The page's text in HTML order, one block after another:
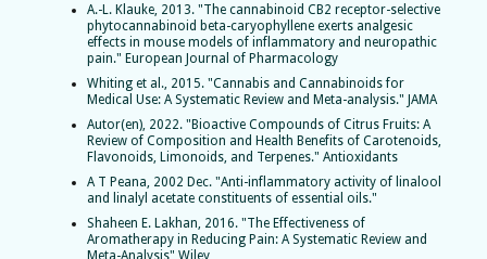
A.-L. Klauke, 2013. "The cannabinoid CB2 receptor-selective
phytocannabinoid beta-caryophyllene exerts analgesic
effects in mouse models of inflammatory and neuropathic
pain." European Journal of Pharmacology
Whiting et al., 2015. "Cannabis and Cannabinoids for
Medical Use: A Systematic Review and Meta-analysis." JAMA
Autor(en), 2022. "Bioactive Compounds of Citrus Fruits: A
Review of Composition and Health Benefits of Carotenoids,
Flavonoids, Limonoids, and Terpenes." Antioxidants
A T Peana, 2002 Dec. "Anti-inflammatory activity of linalool
and linalyl acetate constituents of essential oils."
Shaheen E. Lakhan, 2016. "The Effectiveness of
Aromatherapy in Reducing Pain: A Systematic Review and
Meta-Analysis" Wiley